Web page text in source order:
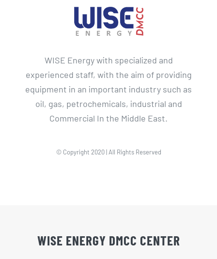
WISE Energy with specialized and
experienced staff, with the aim of providing
equipment in an important industry such as
oil, gas, petrochemicals, industrial and
Commercial In the Middle East.
© Copyright 2020 | All Rights Reserved
WISE ENERGY DMCC CENTER